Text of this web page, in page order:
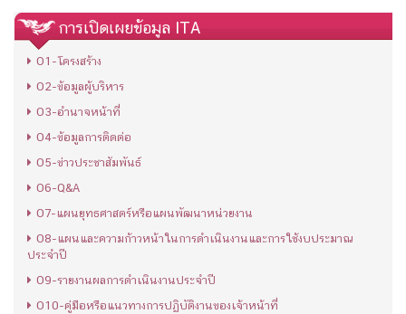
การเปิดเผยข้อมูล ITA
O1-โครงสร้าง
O2-ข้อมูลผู้บริหาร
O3-อำนาจหน้าที่
O4-ข้อมูลการติดต่อ
O5-ข่าวประชาสัมพันธ์
O6-Q&A
O7-แผนยุทธศาสตร์หรือแผนพัฒนาหน่วยงาน
O8-แผนและความก้าวหน้าในการดำเนินงานและการใช้งบประมาณ
ประจำปี
O9-รายงานผลการดำเนินงานประจำปี
O10-คู่มือหรือแนวทางการปฏิบัติงานของเจ้าหน้าที่